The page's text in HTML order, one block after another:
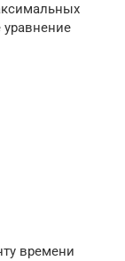
уравнение
времени